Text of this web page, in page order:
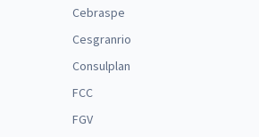
Cebraspe
Cesgranrio
Consulplan
FCC
FGV